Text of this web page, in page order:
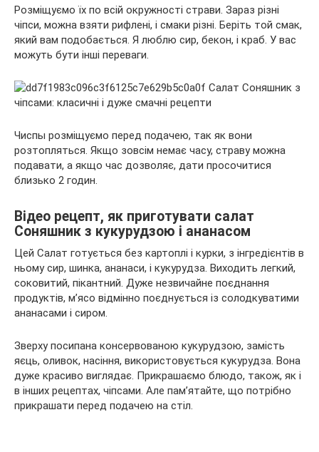
Розміщуємо їх по всій окружності страви. Зараз різні
чіпси, можна взяти рифлені, і смаки різні. Беріть той смак,
який вам подобається. Я люблю сир, бекон, і краб. У вас
можуть бути інші переваги.
Чиспы розміщуємо перед подачею, так як вони
розтопляться. Якщо зовсім немає часу, страву можна
подавати, а якщо час дозволяє, дати просочитися
близько 2 годин.
Відео рецепт, як приготувати салат
Соняшник з кукурудзою і ананасом
Цей Салат готується без картоплі і курки, з інгредієнтів в
ньому сир, шинка, ананаси, і кукурудза. Виходить легкий,
соковитий, пікантний. Дуже незвичайне поєднання
продуктів, м’ясо відмінно поєднується із солодкуватими
ананасами і сиром.
Зверху посипана консервованою кукурудзою, замість
яєць, оливок, насіння, використовується кукурудза. Вона
дуже красиво виглядає. Прикрашаємо блюдо, також, як і
в інших рецептах, чіпсами. Але пам’ятайте, що потрібно
прикрашати перед подачею на стіл.